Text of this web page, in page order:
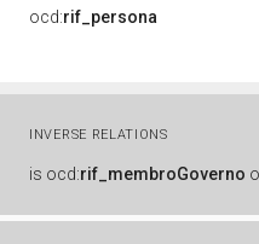
ocd:rif_persona
INVERSE RELATIONS
is ocd:rif_membroGoverno